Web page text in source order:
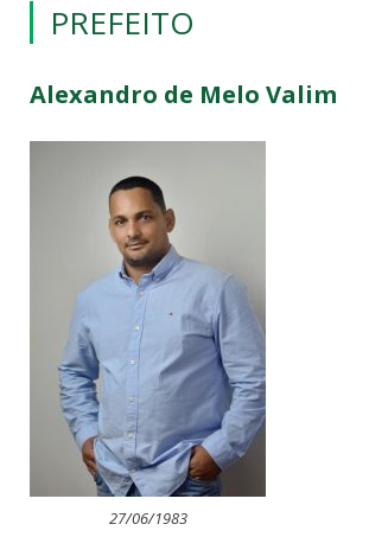
PREFEITO
Alexandro de Melo Valim
27/06/1983